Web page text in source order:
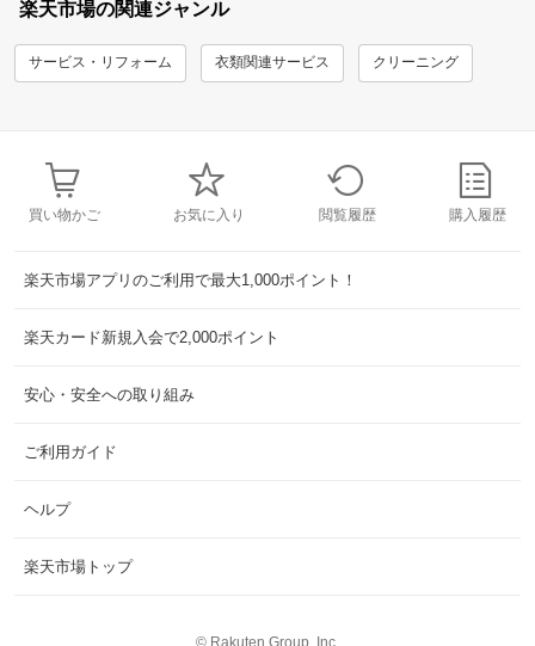
楽天市場の関連ジャンル
サービス・リフォーム 衣類関連サービス クリーニング
買い物かご お気に入り 閲覧履歴 購入履歴
楽天市場アプリのご利用で最大1,000ポイント！
楽天カード新規入会で2,000ポイント
安心・安全への取り組み
ご利用ガイド
ヘルプ
楽天市場トップ
© Rakuten Group, Inc.